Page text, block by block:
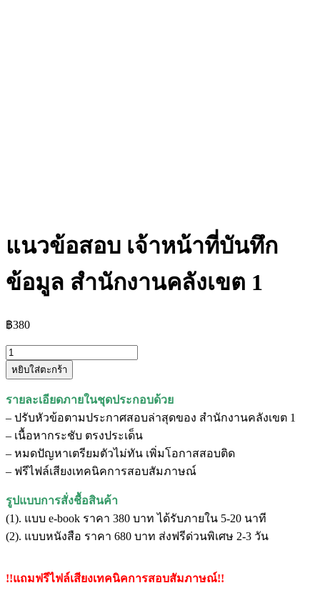
แนวข้อสอบ เจ้าหน้าที่บันทึก
ข้อมูล สำนักงานคลังเขต 1
฿380
จำนวน
แนว
เจ้า
หน้าที่
บันทึก
ข้อมูล
สำนักงาน
คลัง
เขต
ชิ้น
หยิบใส่ตะกร้า
รายละเอียดภายในชุดประกอบด้วย
– ปรับหัวข้อตามประกาศสอบล่าสุดของ สำนักงานคลังเขต 1
– เนื้อหากระชับ ตรงประเด็น
– หมดปัญหาเตรียมตัวไม่ทัน เพิ่มโอกาสสอบติด
– ฟรีไฟล์เสียงเทคนิคการสอบสัมภาษณ์
รูปแบบการสั่งชื้อสินค้า
(1). แบบ e-book ราคา 380 บาท ได้รับภายใน 5-20 นาที
(2). แบบหนังสือ ราคา 680 บาท ส่งฟรีด่วนพิเศษ 2-3 วัน
!!แถมฟรีไฟล์เสียงเทคนิคการสอบสัมภาษณ์!!